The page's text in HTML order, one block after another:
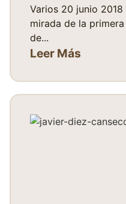
Varios 20 junio 2018
mirada de la
de...
Leer Más